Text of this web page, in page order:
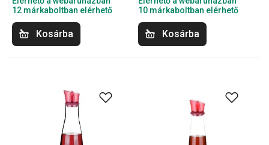
12 márkaboltban elérhető
Kosárba
10 márkaboltban elérhető
Kosárba